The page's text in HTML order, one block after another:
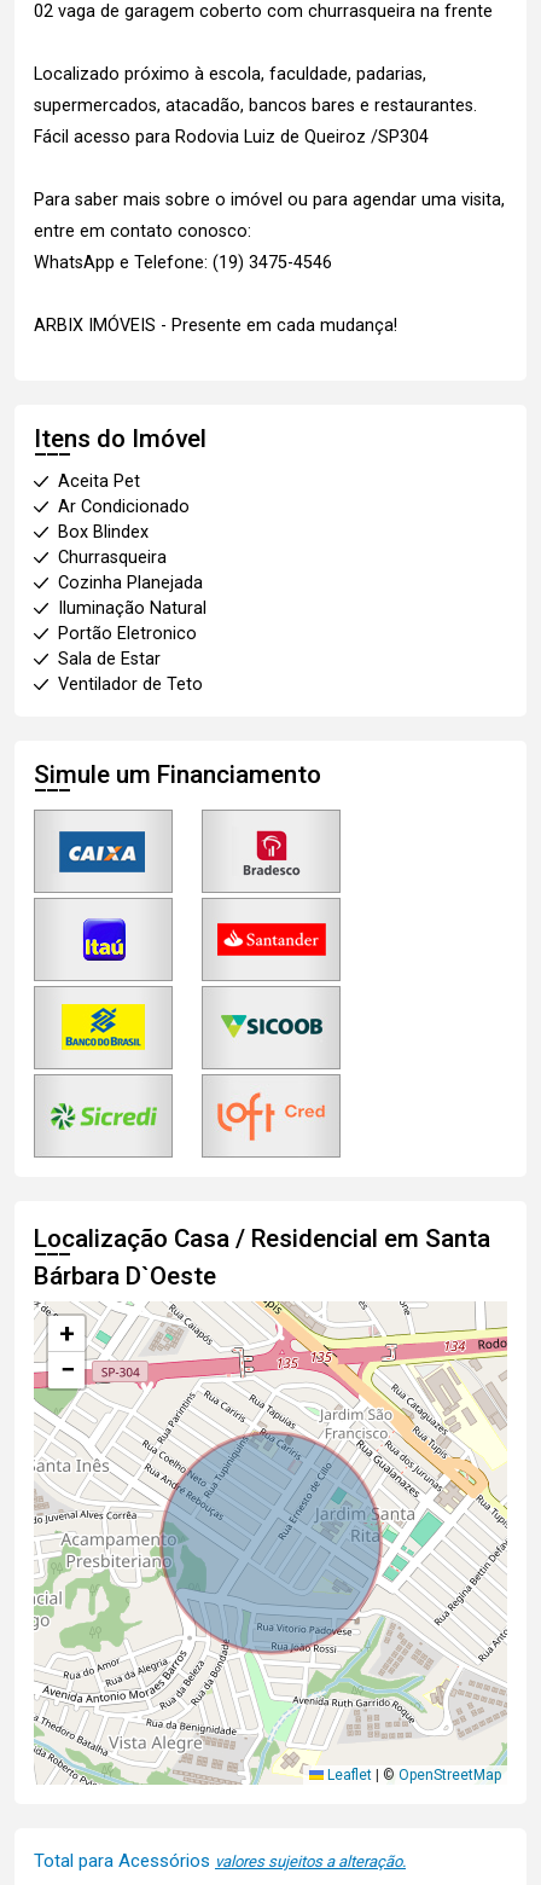
02 vaga de garagem coberto com churrasqueira na frente
Localizado próximo à escola, faculdade, padarias,
supermercados, atacadão, bancos bares e restaurantes.
Fácil acesso para Rodovia Luiz de Queiroz /SP304
Para saber mais sobre o imóvel ou para agendar uma visita,
entre em contato conosco:
WhatsApp e Telefone: (19) 3475-4546
ARBIX IMÓVEIS - Presente em cada mudança!
Itens do Imóvel
Aceita Pet
Ar Condicionado
Box Blindex
Churrasqueira
Cozinha Planejada
Iluminação Natural
Portão Eletronico
Sala de Estar
Ventilador de Teto
Simule um Financiamento
Localização Casa / Residencial em Santa
Bárbara D`Oeste
+
−
Leaflet © OpenStreetMap
Total para Acessórios valores sujeitos a alteração.